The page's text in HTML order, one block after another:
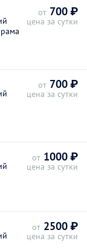
от 700 ₽
цена за сутки
от 700 ₽
цена за сутки
от 1000 ₽
цена за сутки
от 2500 ₽
цена за сутки